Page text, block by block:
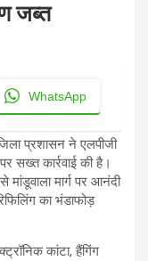
जब्त
WhatsApp
प्रशासन ने एलपीजी
सख्त कार्रवाई की है।
मांडूवाला मार्ग पर आनंदी
का भंडाफोड़
कांटा, हैंगिंग